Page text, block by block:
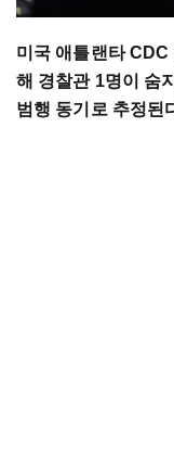
미국 애틀랜타
해 경찰관 1명이 숨
범행 동기로 추정된